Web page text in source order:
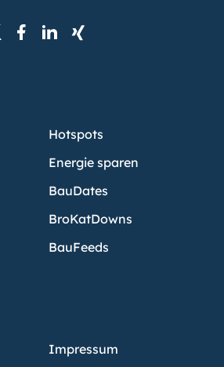
Hotspots
Energie sparen
BauDates
BroKatDowns
BauFeeds
Impressum